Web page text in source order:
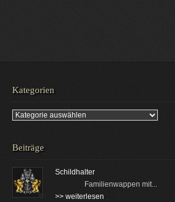
Kategorien
Kategorien
Beiträge
Schildhalter
Familienwappen mit...
>> weiterlesen